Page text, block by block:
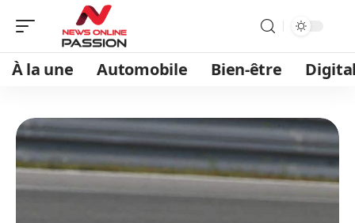
À la une Automobile Bien-être